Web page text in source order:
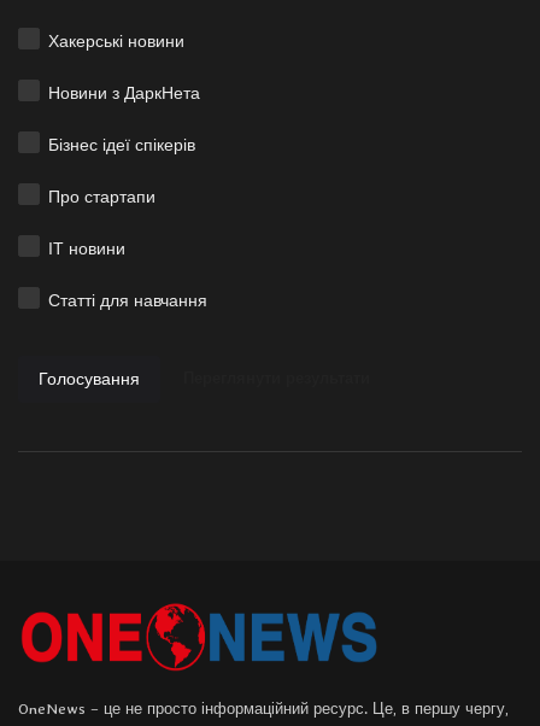
Хакерські новини
Новини з ДаркНета
Бізнес ідеї спікерів
Про стартапи
ІТ новини
Статті для навчання
Голосування
OneNews – це не просто інформаційний ресурс. Це, в першу чергу,